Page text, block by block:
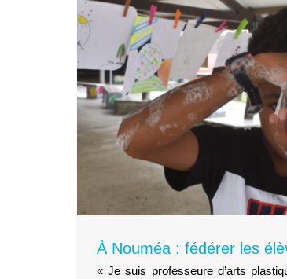
À Nouméa : fédérer les
« Je suis professeure d’arts
Pélussin,
1070
Territoires